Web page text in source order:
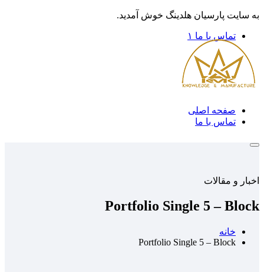
به سایت پارسیان هلدینگ خوش آمدید.
تماس با ما ۱
صفحه اصلی
تماس با ما
اخبار و مقالات
Portfolio Single 5 – Block
خانه
Portfolio Single 5 – Block